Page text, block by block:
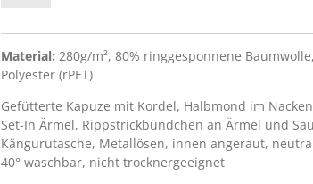
Material: 280g/m², 80% ringgesponnene
Polyester (rPET)
Gefütterte Kapuze mit Kordel, Halbmond im
Set-In Ärmel, Rippstrickbündchen an Ärmel und
Kängurutasche, Metallösen, innen angeraut,
40° waschbar, nicht trocknergeeignet